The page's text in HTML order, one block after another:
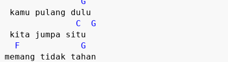
C
G
F
G
memang tidak tahan